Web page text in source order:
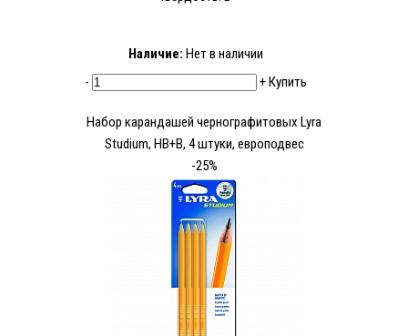
Наличие: Нет в наличии
-
+Купить
Набор карандашей чернографитовых Lyra
Studium, HB+B, 4 штуки, европодвес
-25%